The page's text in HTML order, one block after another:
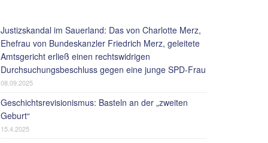
Justizskandal im Sauerland: Das von Charlotte Merz,
Ehefrau von Bundeskanzler Friedrich Merz, geleitete
Amtsgericht erließ einen rechtswidrigen
Durchsuchungsbeschluss gegen eine junge SPD-Frau
08.09.2025
Geschichtsrevisionismus: Basteln an der „zweiten
Geburt“
15.4.2025